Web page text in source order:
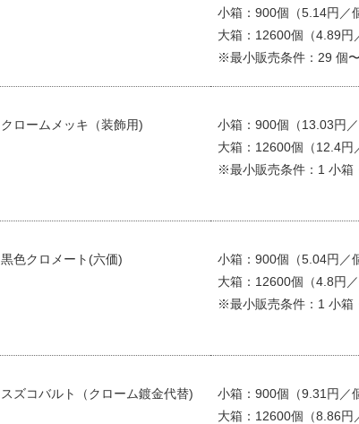
小箱：900個（5.14円／
大箱：12600個（4.89円
※最小販売条件：29 個〜
クロームメッキ（装飾用)
小箱：900個（13.03円／
大箱：12600個（12.4円
※最小販売条件：1 小箱
黒色クロメート(六価)
小箱：900個（5.04円／
大箱：12600個（4.8円／
※最小販売条件：1 小箱
スズコバルト（クローム鍍金代替)
小箱：900個（9.31円／
大箱：12600個（8.86円